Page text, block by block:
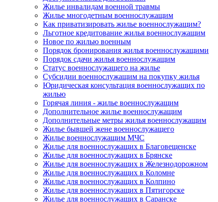
Жилье инвалидам военной травмы
Жилье многодетным военнослужащим
Как приватизировать жилье военнослужащим?
Льготное кредитование жилья военнослужащим
Новое по жилью военным
Порядок бронирования жилья военнослужащими
Порядок сдачи жилья военнослужащим
Статус военнослужащего на жилье
Субсидии военнослужащим на покупку жилья
Юридическая консультация военнослужащих по
жилью
Горячая линия - жилье военнослужащим
Дополнительное жилье военнослужащим
Дополнительные метры жилья военнослужащим
Жилье бывшей жене военнослужащего
Жилье военнослужащим МЧС
Жилье для военнослужащих в Благовещенске
Жилье для военнослужащих в Брянске
Жилье для военнослужащих в Железнодорожном
Жилье для военнослужащих в Коломне
Жилье для военнослужащих в Колпино
Жилье для военнослужащих в Пятигорске
Жилье для военнослужащих в Саранске